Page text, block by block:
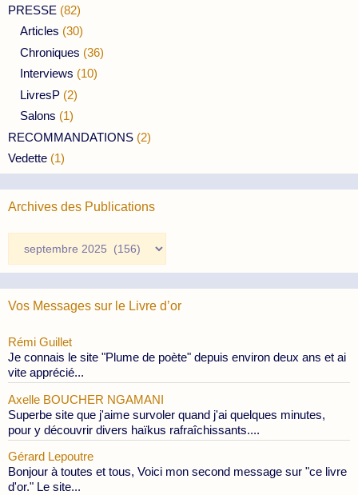
PRESSE (82)
Articles (30)
Chroniques (36)
Interviews (10)
LivresP (2)
Salons (1)
RECOMMANDATIONS (2)
Vedette (1)
Archives des Publications
des
Publications
Vos Messages sur le Livre d’or
Rémi Guillet
Je connais le site "Plume de poète" depuis environ deux ans et ai
vite apprécié...
Axelle BOUCHER NGAMANI
Superbe site que j'aime survoler quand j'ai quelques minutes,
pour y découvrir divers haïkus rafraîchissants....
Gérard Lepoutre
Bonjour à toutes et tous, Voici mon second message sur "ce livre
d'or." Le site...